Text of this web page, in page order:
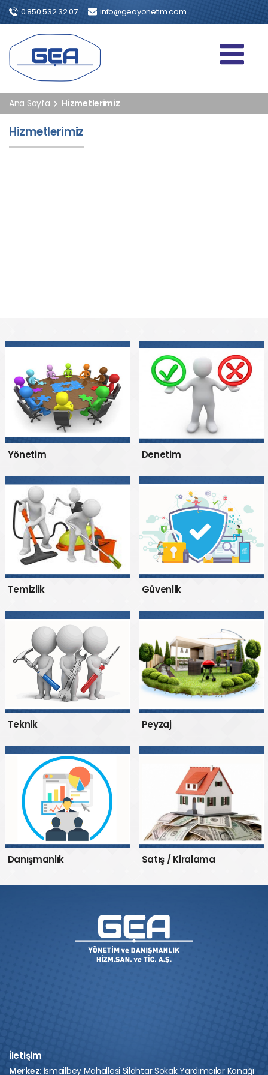
0 850 532 32 07 info@geayonetim.com
Ana Sayfa Hizmetlerimiz
Hizmetlerimiz
Yönetim Denetim
Temizlik Güvenlik
Teknik Peyzaj
Danışmanlık Satış / Kiralama
İletişim
Merkez: İsmailbey Mahallesi Silahtar Sokak Yardımcılar Konağı